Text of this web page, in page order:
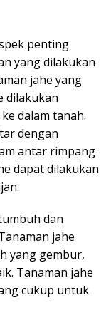
penting
yang dilakukan
jahe yang
dilakukan
dalam tanah.
dengan
antar rimpang
dapat dilakukan
dan
jahe
yang gembur,
Tanaman jahe
cukup untuk